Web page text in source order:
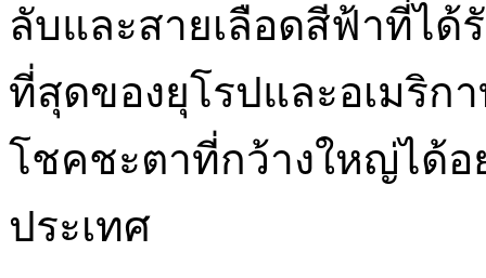
ลับและสายเลือดสีฟ้าที่ได้
ที่สุดของยุโรปและอเมริก
โชคชะตาที่กว้างใหญ่ได้อ
ประเทศ